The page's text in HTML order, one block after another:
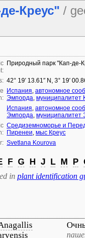
Креус" /
Природный парк "Кап-де-
42° 19′ 13.61″ N, 3° 19′
Испания, автономное
Эмпорда, муниципалитет
Испания, автономное
Эмпорда, муниципалитет
Средиземноморье и
Пиренеи, мыс Креус
Svetlana Kourova
F G H J L M P
in plant identification